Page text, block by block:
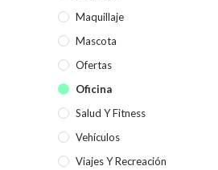
Maquillaje
Mascota
Ofertas
Oficina
Salud Y Fitness
Vehículos
Viajes Y Recreación